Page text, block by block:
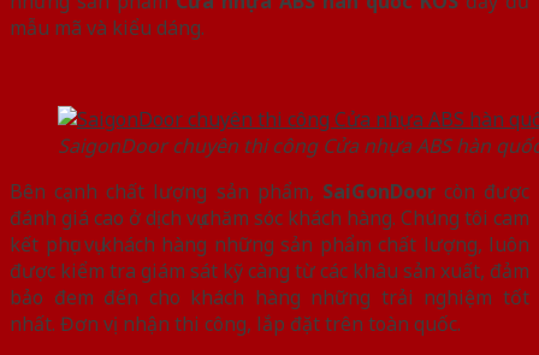
mẫu mã và kiểu dáng.
SaigonDoor chuyên thi công Cửa nhựa ABS hàn
Bên cạnh chất lượng sản phẩm, SaiGonDoorcòn được
đánh giá cao ở dịch vụ chăm sóc khách hàng. Chúng tôi cam
kết phục vụ khách hàng những sản phẩm chất lượng, luôn
được kiểm tra giám sát kỹ càng từ các khâu sản xuất, đảm
bảo đem đến cho khách hàng những trải nghiệm tốt
nhất. Đơn vị nhận thi công, lắp đặt trên toàn quốc.